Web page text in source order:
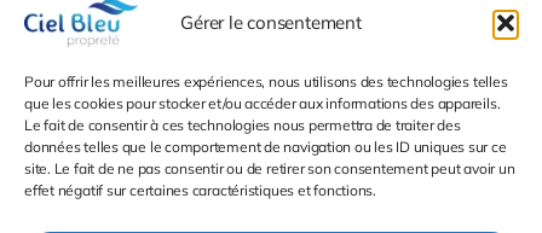
Gérer le consentement
Pour offrir les meilleures expériences, nous utilisons des technologies telles
que les cookies pour stocker et/ou accéder aux informations des appareils.
Le fait de consentir à ces technologies nous permettra de traiter des
données telles que le comportement de navigation ou les ID uniques sur ce
site. Le fait de ne pas consentir ou de retirer son consentement peut avoir un
effet négatif sur certaines caractéristiques et fonctions.
83143 LE VAL
Tél : 04.94.77.11.03
Info et Devis